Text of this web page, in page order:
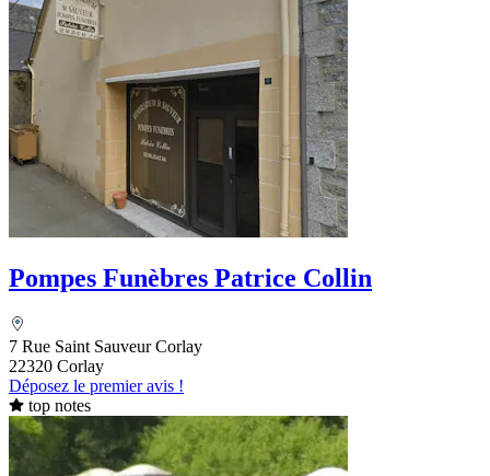
Pompes Funèbres Patrice Collin
7 Rue Saint Sauveur Corlay
22320 Corlay
Déposez le premier avis !
top notes